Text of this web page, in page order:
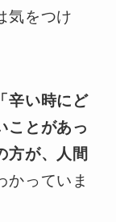
気をつけ
「辛い時にど
ことがあっ
方が、人間
かっていま